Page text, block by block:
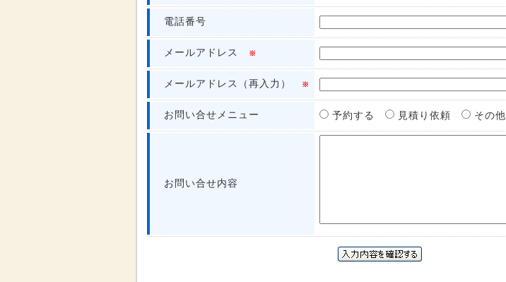
電話番号
メールアドレス ※
メールアドレス（再入力） ※
お問い合せメニュー 予約する 見積り依頼 その他
お問い合せ内容